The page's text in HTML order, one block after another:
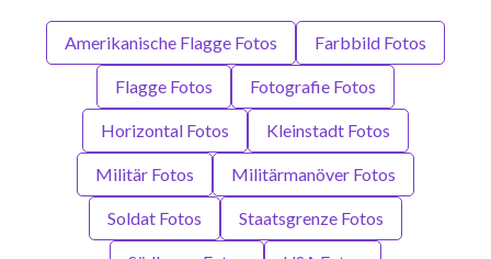
Amerikanische Flagge Fotos Farbbild Fotos
Flagge Fotos Fotografie Fotos
Horizontal Fotos Kleinstadt Fotos
Militär Fotos Militärmanöver Fotos
Soldat Fotos Staatsgrenze Fotos